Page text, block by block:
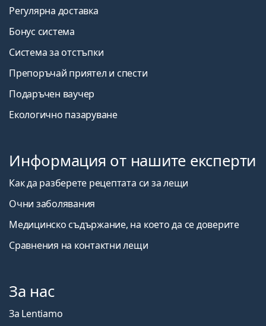
Регулярна доставка
Бонус система
Система за отстъпки
Препоръчай приятел и спести
Подаръчен ваучер
Екологично пазаруване
Информация от нашите експерти
Как да разберете рецептата си за лещи
Очни заболявания
Медицинско съдържание, на което да се доверите
Сравнения на контактни лещи
За нас
За Lentiamo